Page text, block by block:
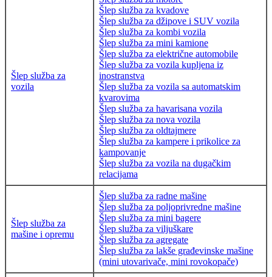
Šlep služba za
vozila
Šlep služba za kvadove
Šlep služba za džipove i SUV vozila
Šlep služba za kombi vozila
Šlep služba za mini kamione
Šlep služba za električne automobile
Šlep služba za vozila kupljena iz
inostranstva
Šlep služba za vozila sa automatskim
kvarovima
Šlep služba za havarisana vozila
Šlep služba za nova vozila
Šlep služba za oldtajmere
Šlep služba za kampere i prikolice za
kampovanje
Šlep služba za vozila na dugačkim
relacijama
Šlep služba za
mašine i opremu
Šlep služba za radne mašine
Šlep služba za poljoprivredne mašine
Šlep služba za mini bagere
Šlep služba za viljuškare
Šlep služba za agregate
Šlep služba za lakše građevinske mašine
(mini utovarivače, mini rovokopače)